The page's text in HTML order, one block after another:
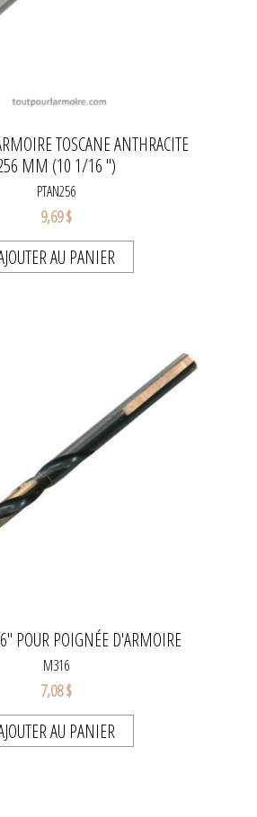
TOSCANE ANTHRACITE
MM (10 1/16 '')
PTAN256
9,69 $
AU PANIER
POUR POIGNÉE D'ARMOIRE
M316
7,08 $
AU PANIER